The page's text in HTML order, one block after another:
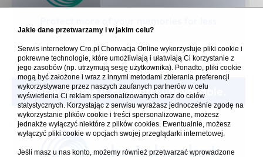
Jakie dane przetwarzamy i w jakim celu?
Serwis internetowy Cro.pl Chorwacja Online wykorzystuje pliki cookie i
pokrewne technologie, które umożliwiają i ułatwiają Ci korzystanie z
jego zasobów (np. utrzymują sesję użytkownika). Ponadto, pliki cookie
mogą być założone i wraz z innymi metodami zbierania preferencji
wykorzystywane przez naszych zaufanych partnerów w celu
wyświetlenia Ci reklam spersonalizowanych oraz do celów
statystycznych. Korzystając z serwisu wyrażasz jednocześnie zgodę na
wykorzystanie plików cookie i treści spersonalizowane, możesz
jednakże wyłączyć niektóre z plików cookies. Ewentualnie, możesz
wyłączyć pliki cookie w opcjach swojej przeglądarki internetowej.
Jeśli masz u nas konto, możemy również przetwarzać wprowadzone